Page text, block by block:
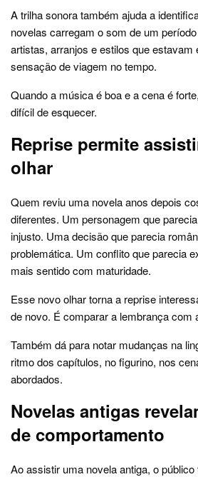
A trilha sonora também ajuda a
novelas carregam o som de um
artistas, arranjos e estilos que estavam
sensação de viagem no tempo.
Quando a música é boa e a cena é
difícil de esquecer.
Reprise permite
olhar
Quem reviu uma novela anos depois
diferentes. Um personagem que
injusto. Uma decisão que parecia
problemática. Um conflito que parecia
mais sentido com maturidade.
Esse novo olhar torna a reprise
de novo. É comparar a lembrança com
Também dá para notar mudanças na
ritmo dos capítulos, no figurino, nos
abordados.
Novelas antigas
de comportamento
Ao assistir uma novela antiga, o